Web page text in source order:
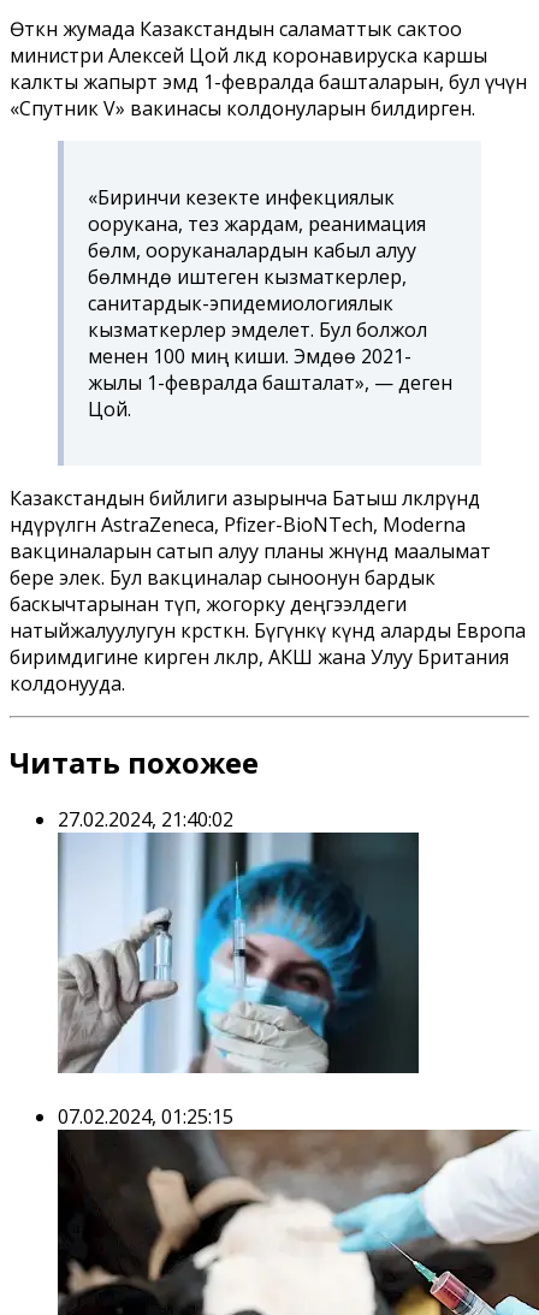
Өткөн жумада Казакстандын саламаттык сактоо
министри Алексей Цой өлкөдө коронавируска каршы
калкты жапырт эмдөө 1-февралда башталарын, бул үчүн
«Спутник V» вакинасы колдонуларын билдирген.
«Биринчи кезекте инфекциялык
оорукана, тез жардам, реанимация
бөлүмү, ооруканалардын кабыл алуу
бөлүмүндө иштеген кызматкерлер,
санитардык-эпидемиологиялык
кызматкерлер эмделет. Бул болжол
менен 100 миң киши. Эмдөө 2021-
жылы 1-февралда башталат», — деген
Цой.
Казакстандын бийлиги азырынча Батыш өлкөлөрүндө
өндүрүлгөн AstraZeneca, Pfizer-BioNTech, Moderna
вакциналарын сатып алуу планы жөнүндө маалымат
бере элек. Бул вакциналар сыноонун бардык
баскычтарынан өтүп, жогорку деңгээлдеги
натыйжалуулугун көрсөткөн. Бүгүнкү күндө аларды Европа
биримдигине кирген өлкөлөр, АКШ жана Улуу Британия
колдонууда.
Читать похожее
27.02.2024, 21:40:02
07.02.2024, 01:25:15